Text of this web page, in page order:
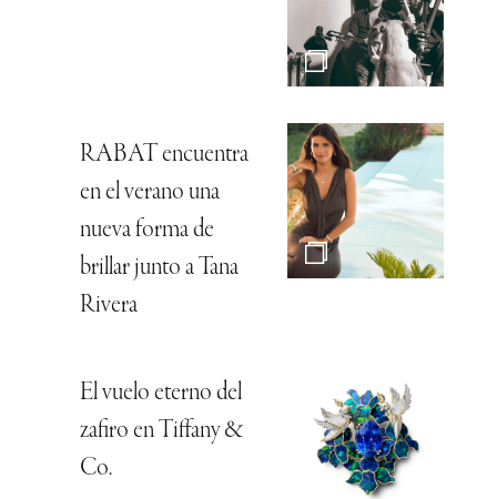
RABAT encuentra
en el verano una
nueva forma de
brillar junto a Tana
Rivera
El vuelo eterno del
zafiro en Tiffany &
Co.